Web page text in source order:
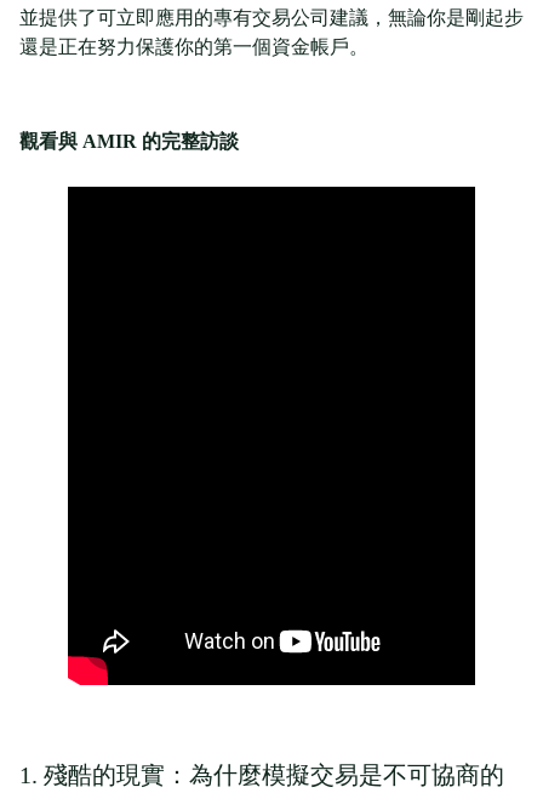
並提供了可立即應用的專有交易公司建議，無論你是剛起步
還是正在努力保護你的第一個資金帳戶。
觀看與 AMIR 的完整訪談
1. 殘酷的現實：為什麼模擬交易是不可協商的